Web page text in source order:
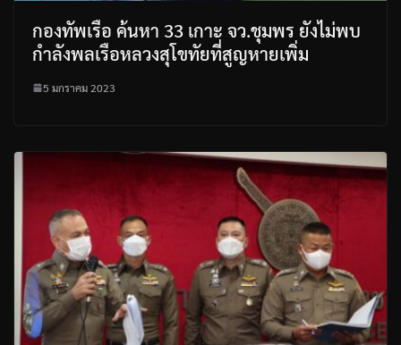
กองทัพเรือ ค้นหา 33 เกาะ จว.ชุมพร ยังไม่พบ
กำลังพลเรือหลวงสุโขทัยที่สูญหายเพิ่ม
5 มกราคม 2023